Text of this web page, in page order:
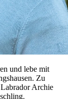
und lebe mit
Zu
Archie